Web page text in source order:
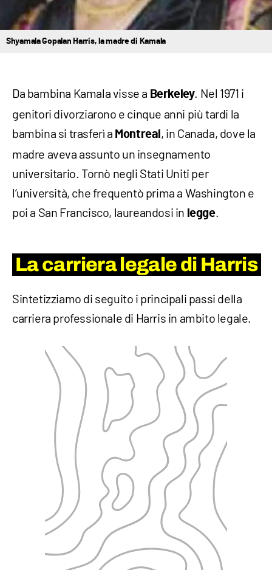
Shyamala Gopalan Harris, la madre di Kamala
Da bambina Kamala visse a Berkeley. Nel 1971 i
genitori divorziarono e cinque anni più tardi la
bambina si trasferì a Montreal , in Canada, dove la
madre aveva assunto un insegnamento
universitario. Tornò negli Stati Uniti per
l’università, che frequentò prima a Washington e
poi a San Francisco, laureandosi in legge.
La carriera legale di Harris
Sintetizziamo di seguito i principali passi della
carriera professionale di Harris in ambito legale.